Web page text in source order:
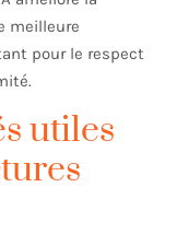
meilleure
pour le respect
utiles